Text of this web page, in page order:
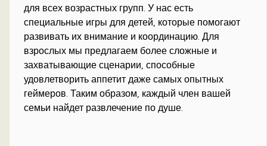
для всех возрастных групп. У нас есть
специальные игры для детей, которые помогают
развивать их внимание и координацию. Для
взрослых мы предлагаем более сложные и
захватывающие сценарии, способные
удовлетворить аппетит даже самых опытных
геймеров. Таким образом, каждый член вашей
семьи найдет развлечение по душе.